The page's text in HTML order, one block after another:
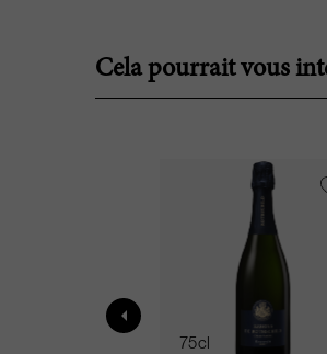
Cela pourrait vous
75cl